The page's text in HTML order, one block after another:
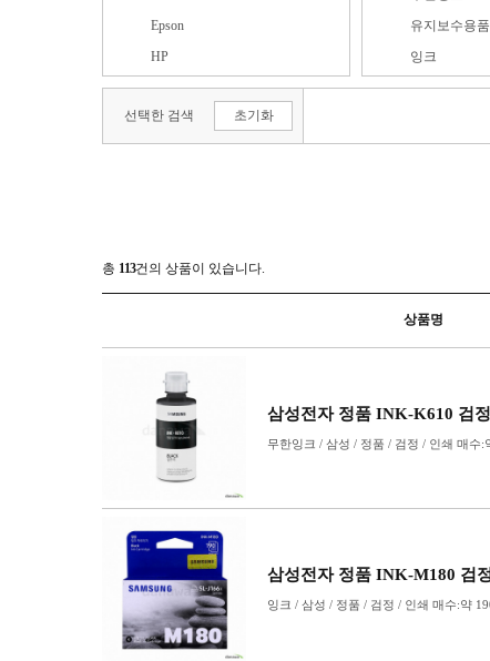
Epson
HP
LG전자
기타
유지보수용품
잉크
충전용품
선택한 검색 초기화